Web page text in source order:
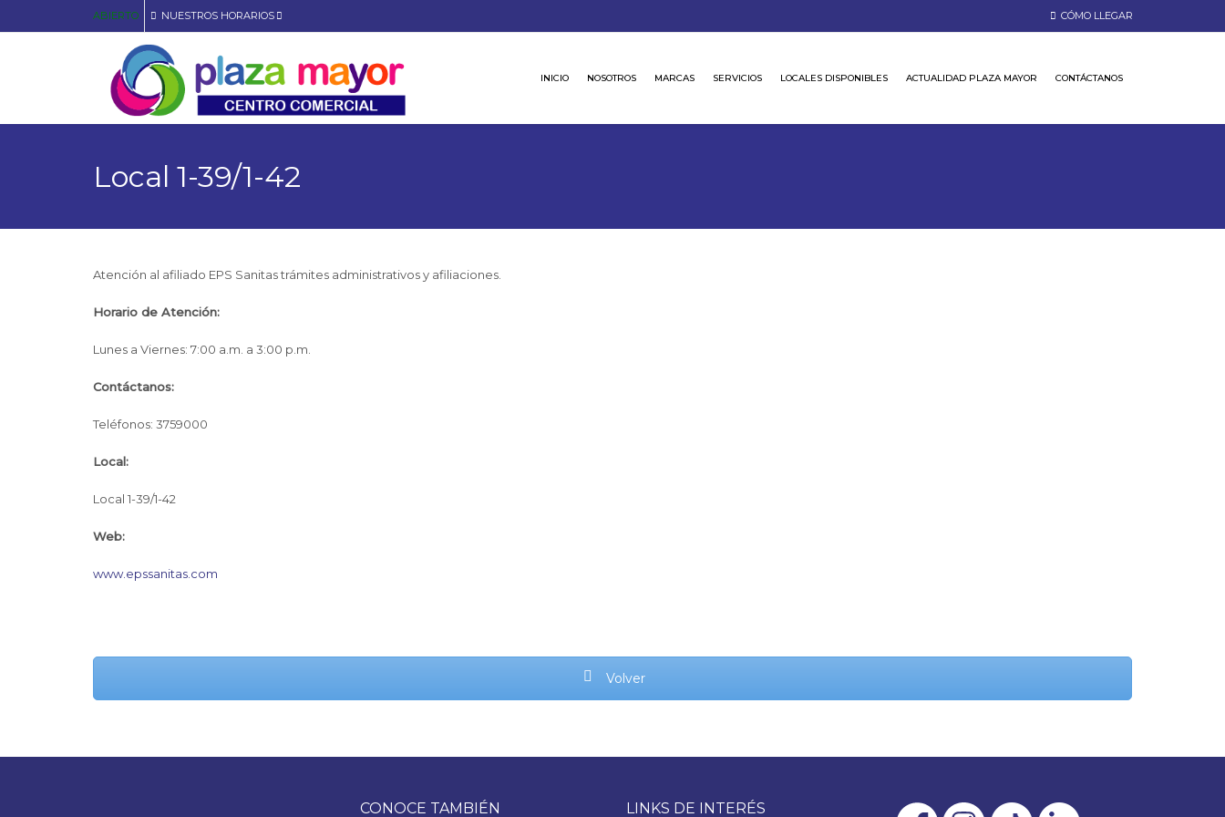
ABIERTO NUESTROS HORARIOS CÓMO LLEGAR
INICIO NOSOTROS MARCAS SERVICIOS LOCALES DISPONIBLES ACTUALIDAD PLAZA MAYOR CONTÁCTANOS
Local 1-39/1-42
Atención al afiliado EPS Sanitas trámites administrativos y afiliaciones.
Horario de Atención:
Lunes a Viernes: 7:00 a.m. a 3:00 p.m.
Contáctanos:
Teléfonos: 3759000
Local:
Local 1-39/1-42
Web:
www.epssanitas.com
Volver
CONOCE TAMBIÉN LINKS DE INTERÉS